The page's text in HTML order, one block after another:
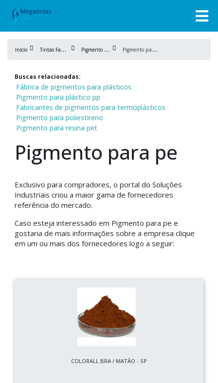
Início T
intas Fabricação P
igmento para plástico P
igmento para pe
Buscas relacionadas:
Fábrica de pigmentos para plásticos
Pigmento para plástico pp
Fabricantes de pigmentos para termoplásticos
Pigmento para poliestireno
Pigmento para resina pet
Pigmento para pe
Exclusivo para compradores, o portal do Soluções
Industriais criou a maior gama de fornecedores
referência do mercado.
Caso esteja interessado em Pigmento para pe e
gostaria de mais informações sobre a empresa clique
em um ou mais dos fornecedores logo a seguir:
COLORALL BRA / MATÃO - SP